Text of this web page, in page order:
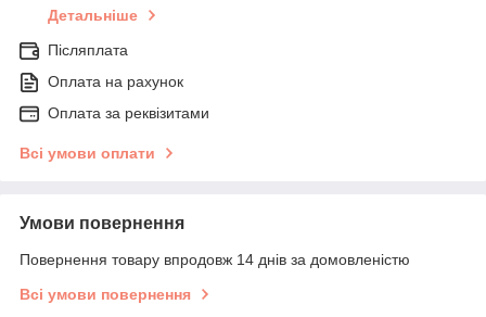
Детальніше
Післяплата
Оплата на рахунок
Оплата за реквізитами
Всі умови оплати
Умови повернення
Повернення товару впродовж 14 днів за домовленістю
Всі умови повернення